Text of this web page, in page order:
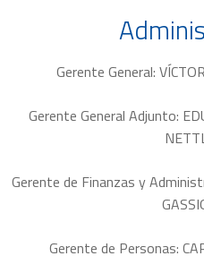
Gerente General:
Gerente General Adjunto:
Gerente de Finanzas y
Gerente de Personas: